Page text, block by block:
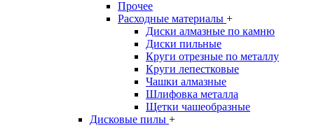
Прочее
Расходные материалы +
Диски алмазные по камню
Диски пильные
Круги отрезные по металлу
Круги лепестковые
Чашки алмазные
Шлифовка металла
Щетки чашеобразные
Дисковые пилы +